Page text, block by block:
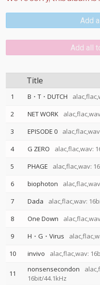
Add
Add all
Title
1 B・T・DUTCH
2
NET WORK
3
EPISODE 0
4
G ZERO alac,flac,wav:
5
PHAGE alac,flac,wav:
6
biophoton
7
Dada alac,flac,wav:
8
One Down
9
H・G・Virus
10
invivo alac,flac,wav:
11 nonsensecondon
16bit/44.1kHz